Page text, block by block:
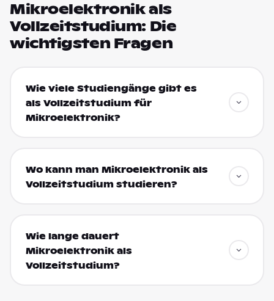
Mikroelektronik als
Vollzeitstudium: Die
wichtigsten Fragen
Wie viele Studiengänge gibt es
als Vollzeitstudium für
Mikroelektronik?
Wo kann man Mikroelektronik als
Vollzeitstudium studieren?
Wie lange dauert
Mikroelektronik als
Vollzeitstudium?